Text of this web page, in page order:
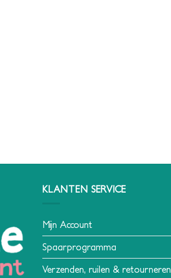
KLANTEN SERVICE
Mijn Account
Spaarprogramma
Verzenden, ruilen & retourneren